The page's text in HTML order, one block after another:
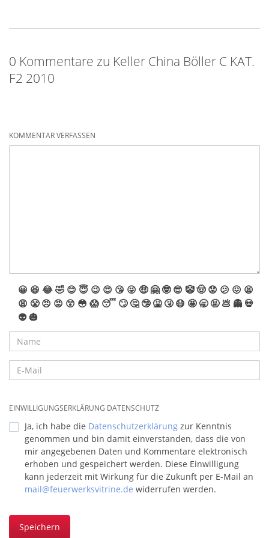
0 Kommentare zu Keller China Böller C KAT.
F2 2010
KOMMENTAR VERFASSEN
😀 😆 😂🤣 😊 😇 😉 😍 😘 😜 🤑 🤗 🤓 😎 🤡🤠 😟 😕 😖 😫
😩 😤 😠 😡 😲 😳 😱 😴 🙄 🤔 🤥 🤮 🤧 😷 🤩 🥱 🤬 💩 👻 💀
👽 🎃
EINWILLIGUNGSERKLÄRUNG DATENSCHUTZ
Ja, ich habe die Datenschutzerklärung zur Kenntnis
genommen und bin damit einverstanden, dass die von
mir angegebenen Daten und Kommentare elektronisch
erhoben und gespeichert werden. Diese Einwilligung
kann jederzeit mit Wirkung für die Zukunft per E-Mail an
mail@feuerwerksvitrine.de widerrufen werden.
Speichern